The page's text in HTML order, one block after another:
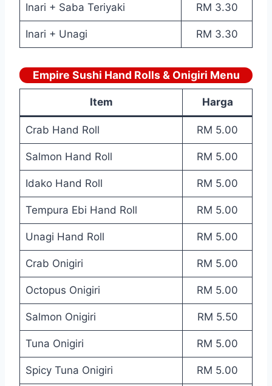
Inari + Saba Teriyaki RM 3.30
Inari + Unagi RM 3.30
Empire Sushi Hand Rolls & Onigiri Menu
Item Harga
Crab Hand Roll RM 5.00
Salmon Hand Roll RM 5.00
Idako Hand Roll RM 5.00
Tempura Ebi Hand Roll RM 5.00
Unagi Hand Roll RM 5.00
Crab Onigiri RM 5.00
Octopus Onigiri RM 5.00
Salmon Onigiri RM 5.50
Tuna Onigiri RM 5.00
Spicy Tuna Onigiri RM 5.00